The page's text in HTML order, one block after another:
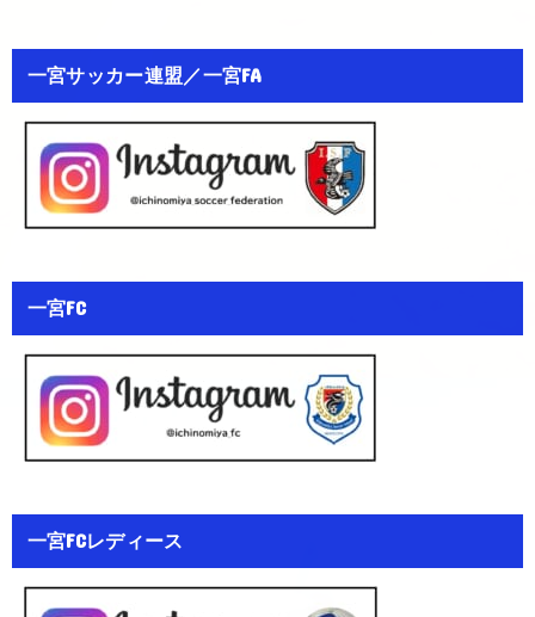
一宮サッカー連盟／一宮FA
一宮FC
一宮FCレディース